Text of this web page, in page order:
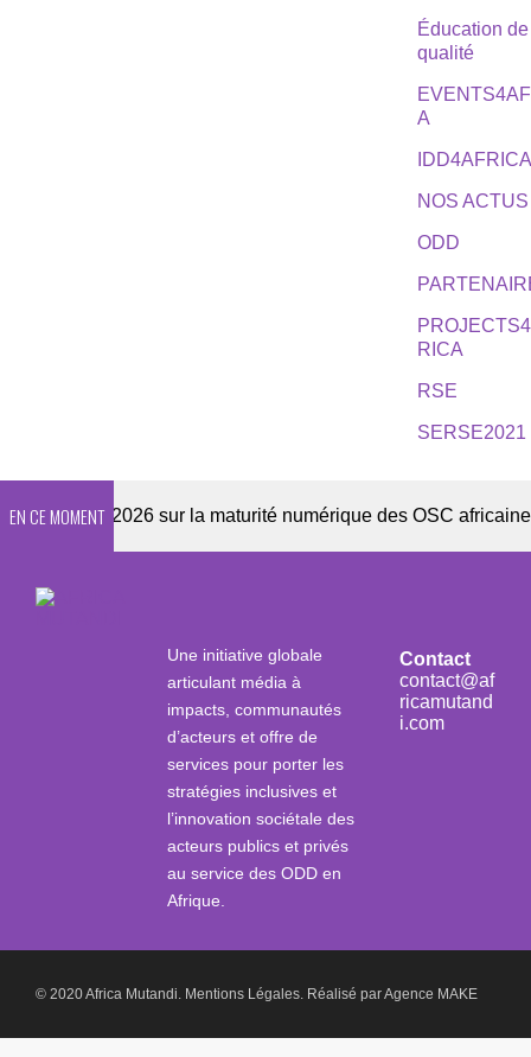
Éducation de
qualité
A
NOS ACTUS
ODD
RICA
RSE
SERSE2021
EN CE MOMENT2026 sur la maturité numérique des OSC africaines
Une initiative globale
articulant média à
impacts, communautés
d’acteurs et offre de
services pour porter les
stratégies inclusives et
l’innovation sociétale des
acteurs publics et privés
au service des ODD en
Afrique.
Contact
contact@af
ricamutand
i.com
© 2020 Africa Mutandi. Mentions Légales. Réalisé parAgence MAKE